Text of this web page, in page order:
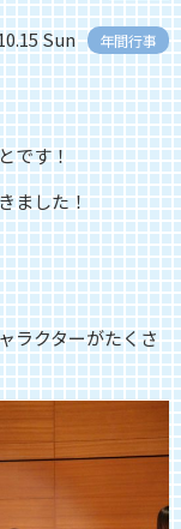
Sun 年間行事
です！
ました！
ラクターがたくさ